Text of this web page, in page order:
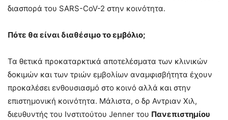
διασπορά του SARS-CoV-2 στην κοινότητα.
Πότε θα είναι διαθέσιμο το εμβόλιο;
Τα θετικά προκαταρκτικά αποτελέσματα των κλινικών
δοκιμών και των τριών εμβολίων αναμφισβήτητα έχουν
προκαλέσει ενθουσιασμό στο κοινό αλλά και στην
επιστημονική κοινότητα. Μάλιστα, ο δρ Αντριαν Χιλ,
διευθυντής του Ινστιτούτου Jenner του Πανεπιστημίου